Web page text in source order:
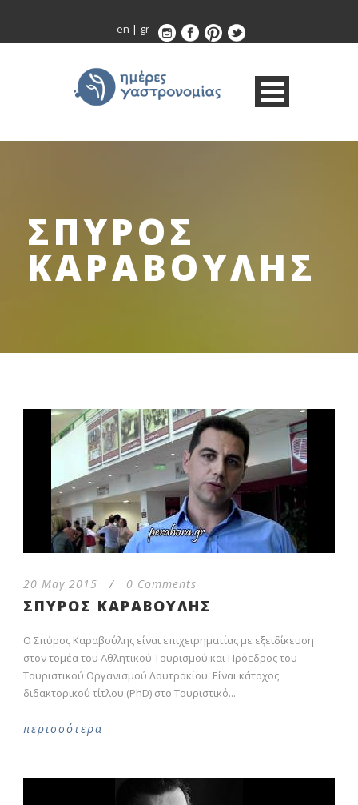
en | gr
ΣΠΥΡΟΣ
ΚΑΡΑΒΟΥΛΗΣ
20 May 2015 / 0 Comments
ΣΠΥΡΟΣ ΚΑΡΑΒΟΥΛΗΣ
Ο Σπύρος Καραβούλης είναι επιχειρηματίας με εξειδίκευση
στον τομέα του Αθλητικού Τουρισμού και Πρόεδρος του
Τουριστικού Οργανισμού Λουτρακίου. Είναι κάτοχος
διδακτορικού τίτλου (PhD) στο Τουριστικό...
περισσότερα